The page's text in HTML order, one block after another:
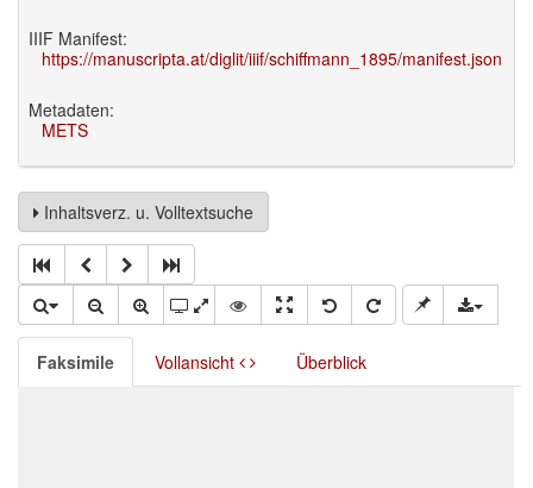
IIIF Manifest:
https://manuscripta.at/diglit/iiif/schiffmann_1895/manifest.json
Metadaten:
METS
Inhaltsverz. u. Volltextsuche
Faksimile Vollansicht Überblick